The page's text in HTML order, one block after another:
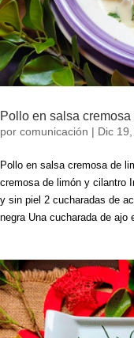
Pollo en salsa
por comunicación | Dic
Pollo en salsa cremosa de
cremosa de limón y cilantro
y sin piel 2 cucharadas de
negra Una cucharada de ajo